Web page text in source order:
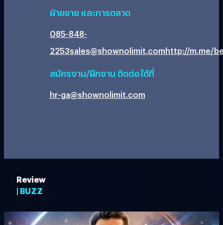
ฝ่ายขาย และการตลาด
085-848-
2253sales@shownolimit.comhttp://m.me/
สมัครงาน/ฝึกงาน ติดต่อได้ที่
hr-ga@shownolimit.com
Review
| BUZZ